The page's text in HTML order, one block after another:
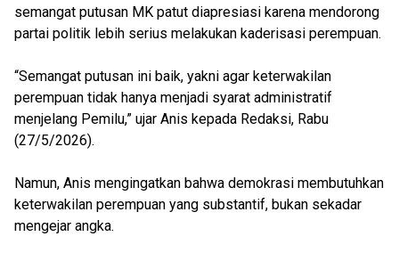
semangat putusan MK patut diapresiasi karena mendorong
partai politik lebih serius melakukan kaderisasi perempuan.
“Semangat putusan ini baik, yakni agar keterwakilan
perempuan tidak hanya menjadi syarat administratif
menjelang Pemilu,” ujar Anis kepada Redaksi, Rabu
(27/5/2026).
Namun, Anis mengingatkan bahwa demokrasi membutuhkan
keterwakilan perempuan yang substantif, bukan sekadar
mengejar angka.